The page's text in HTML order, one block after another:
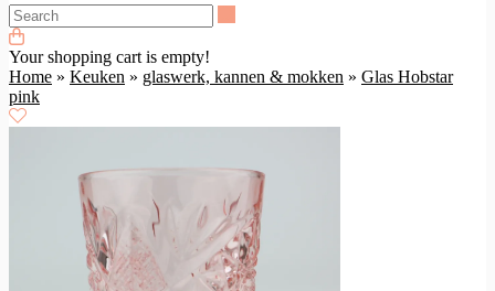
Your shopping cart is empty!
Home » Keuken » glaswerk, kannen & mokken » Glas Hobstar
pink